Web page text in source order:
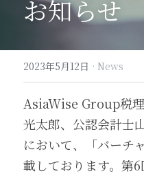
お知らせ
2023年5月12日 · News
AsiaWise Group税
光太郎、公認会計士
において、「バーチ
載しております。第